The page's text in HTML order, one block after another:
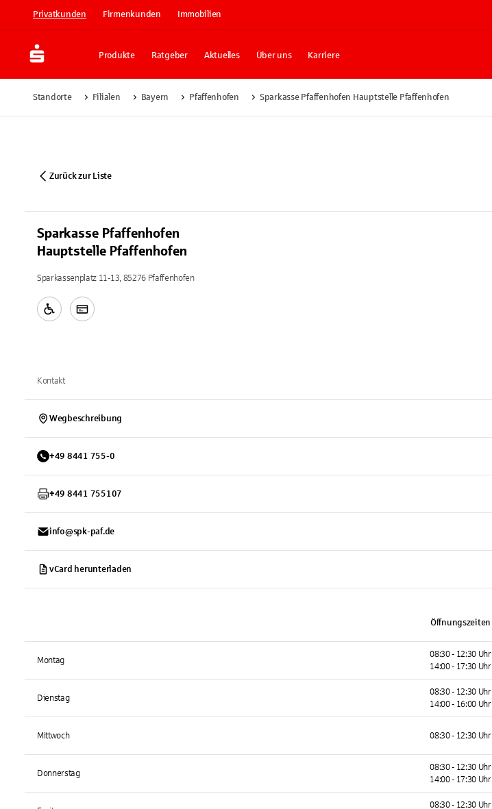
Privatkunden Firmenkunden Immobilien
Produkte Ratgeber Aktuelles Über uns Karriere
Standorte Filialen Bayern Pfaffenhofen Sparkasse Pfaffenhofen Hauptstelle Pfaffenhofen
Zurück zur Liste
Sparkasse Pfaffenhofen
Hauptstelle Pfaffenhofen
Sparkassenplatz 11-13, 85276 Pfaffenhofen
Kontakt
Wegbeschreibung
+49 8441 755-0
+49 8441 755107
info@spk-paf.de
vCard herunterladen
Öffnungszeiten
Montag
08:30 - 12:30 Uhr
14:00 - 17:30 Uhr
Dienstag
08:30 - 12:30 Uhr
14:00 - 16:00 Uhr
Mittwoch 08:30 - 12:30 Uhr
Donnerstag
08:30 - 12:30 Uhr
14:00 - 17:30 Uhr
08:30 - 12:30 Uhr